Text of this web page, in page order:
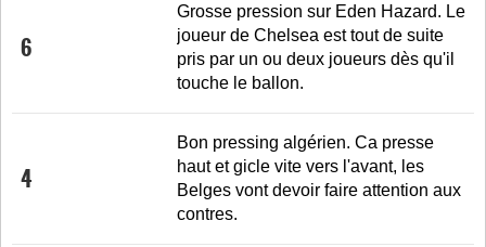
6
Grosse pression sur Eden Hazard. Le
joueur de Chelsea est tout de suite
pris par un ou deux joueurs dès qu'il
touche le ballon.
4
Bon pressing algérien. Ca presse
haut et gicle vite vers l'avant, les
Belges vont devoir faire attention aux
contres.